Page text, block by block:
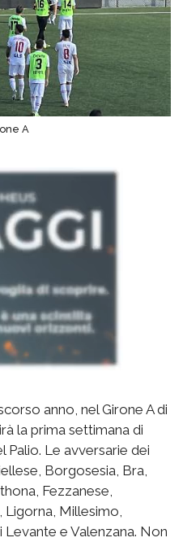
A
anno, nel Girone A di
la prima settimana di
Le avversarie dei
Borgosesia, Bra,
Fezzanese,
Millesimo,
e Valenzana. Non